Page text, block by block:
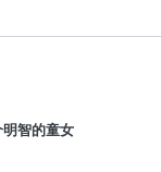
明智的童女